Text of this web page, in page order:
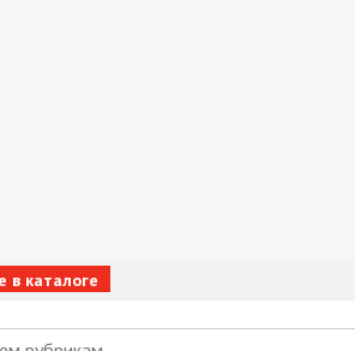
в каталоге